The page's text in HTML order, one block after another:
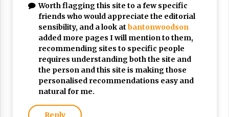
Worth flagging this site to a few specific
friends who would appreciate the editorial
sensibility, and a look at bantonwoodson
added more pages I will mention to them,
recommending sites to specific people
requires understanding both the site and
the person and this site is making those
personalised recommendations easy and
natural for me.
Reply